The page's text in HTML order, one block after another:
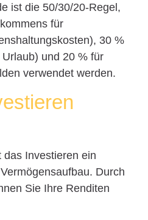
ist die 50/30/20-Regel,
für
30 %
und 20 % für
verwendet werden.
das Investieren ein
Durch
Sie Ihre Renditen